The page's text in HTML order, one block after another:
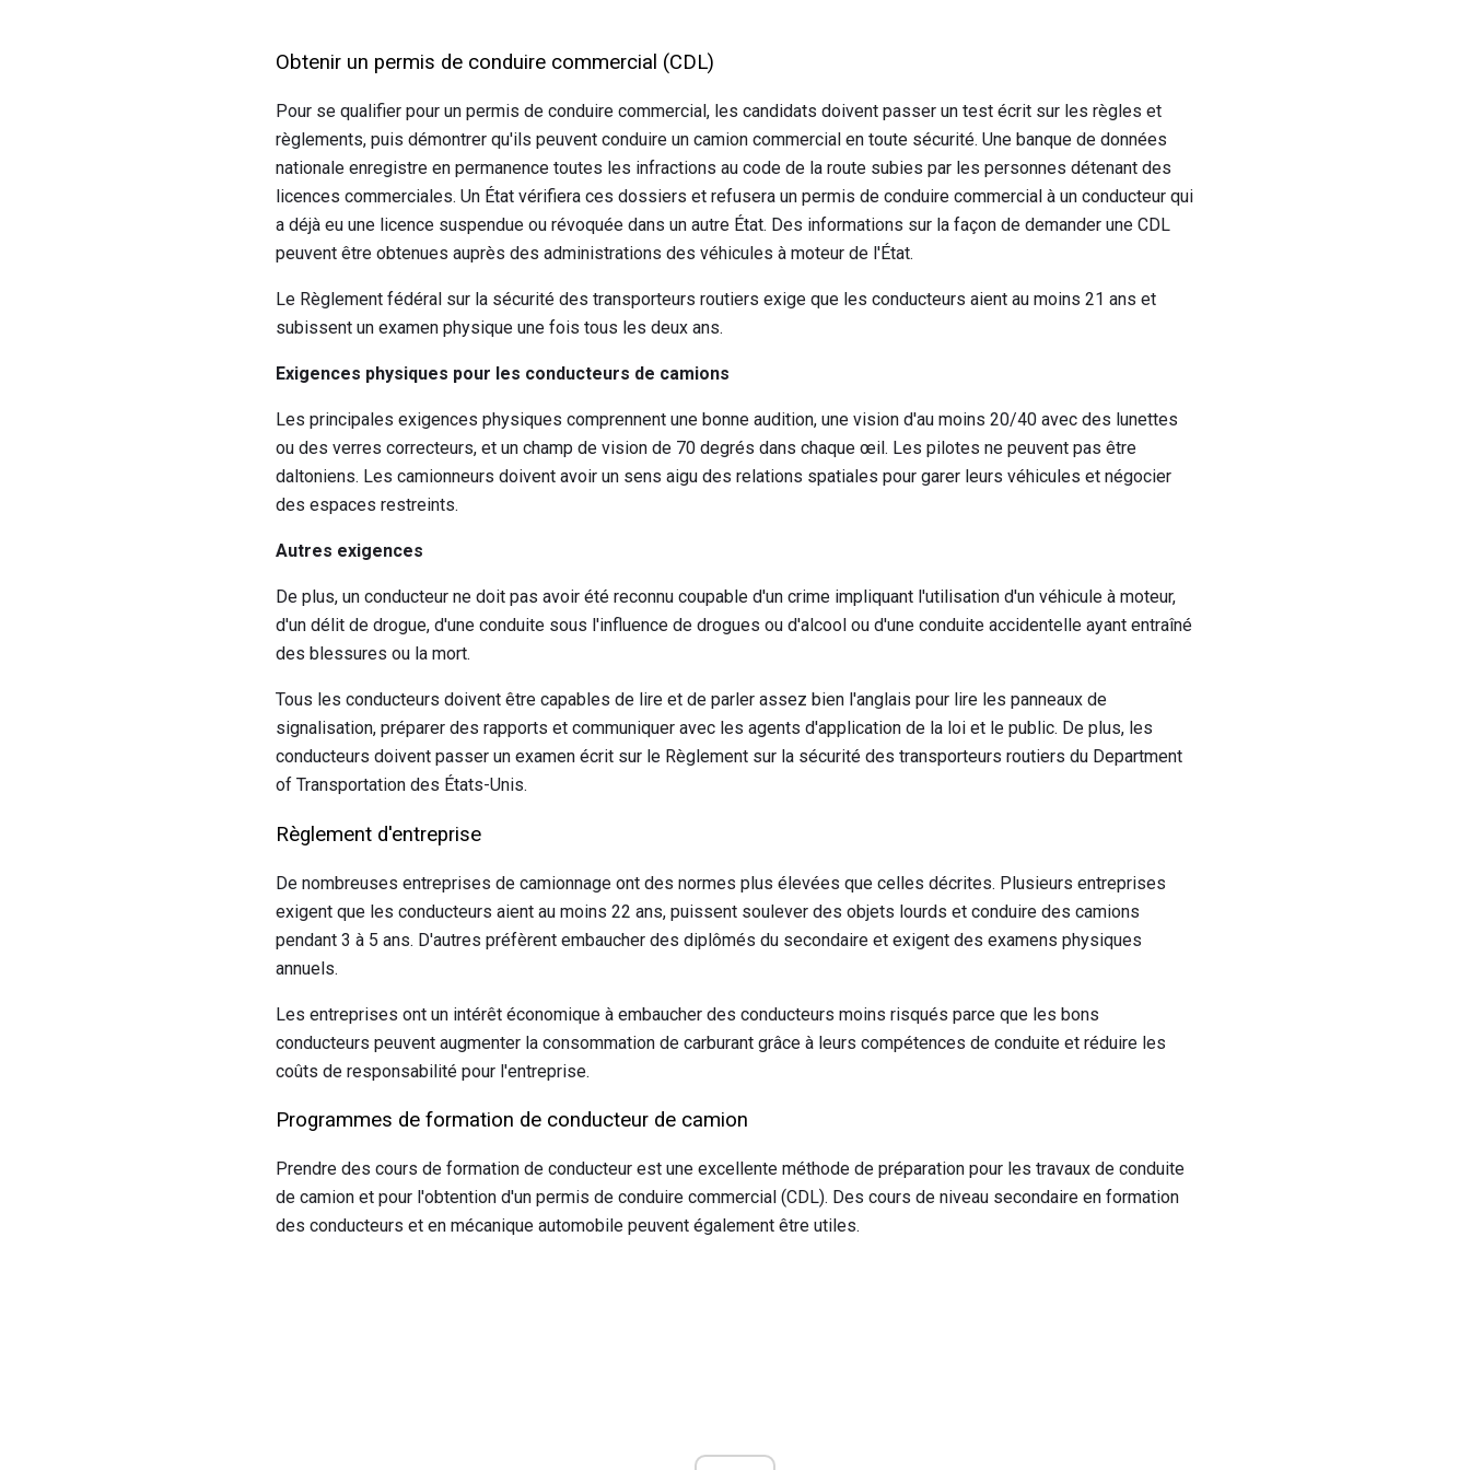
Obtenir un permis de conduire commercial (CDL)
Pour se qualifier pour un permis de conduire commercial, les candidats doivent passer un test écrit sur les règles et
règlements, puis démontrer qu'ils peuvent conduire un camion commercial en toute sécurité. Une banque de données
nationale enregistre en permanence toutes les infractions au code de la route subies par les personnes détenant des
licences commerciales. Un État vérifiera ces dossiers et refusera un permis de conduire commercial à un conducteur qui
a déjà eu une licence suspendue ou révoquée dans un autre État. Des informations sur la façon de demander une CDL
peuvent être obtenues auprès des administrations des véhicules à moteur de l'État.
Le Règlement fédéral sur la sécurité des transporteurs routiers exige que les conducteurs aient au moins 21 ans et
subissent un examen physique une fois tous les deux ans.
Exigences physiques pour les conducteurs de camions
Les principales exigences physiques comprennent une bonne audition, une vision d'au moins 20/40 avec des lunettes
ou des verres correcteurs, et un champ de vision de 70 degrés dans chaque œil. Les pilotes ne peuvent pas être
daltoniens. Les camionneurs doivent avoir un sens aigu des relations spatiales pour garer leurs véhicules et négocier
des espaces restreints.
Autres exigences
De plus, un conducteur ne doit pas avoir été reconnu coupable d'un crime impliquant l'utilisation d'un véhicule à moteur,
d'un délit de drogue, d'une conduite sous l'influence de drogues ou d'alcool ou d'une conduite accidentelle ayant entraîné
des blessures ou la mort.
Tous les conducteurs doivent être capables de lire et de parler assez bien l'anglais pour lire les panneaux de
signalisation, préparer des rapports et communiquer avec les agents d'application de la loi et le public. De plus, les
conducteurs doivent passer un examen écrit sur le Règlement sur la sécurité des transporteurs routiers du Department
of Transportation des États-Unis.
Règlement d'entreprise
De nombreuses entreprises de camionnage ont des normes plus élevées que celles décrites. Plusieurs entreprises
exigent que les conducteurs aient au moins 22 ans, puissent soulever des objets lourds et conduire des camions
pendant 3 à 5 ans. D'autres préfèrent embaucher des diplômés du secondaire et exigent des examens physiques
annuels.
Les entreprises ont un intérêt économique à embaucher des conducteurs moins risqués parce que les bons
conducteurs peuvent augmenter la consommation de carburant grâce à leurs compétences de conduite et réduire les
coûts de responsabilité pour l'entreprise.
Programmes de formation de conducteur de camion
Prendre des cours de formation de conducteur est une excellente méthode de préparation pour les travaux de conduite
de camion et pour l'obtention d'un permis de conduire commercial (CDL). Des cours de niveau secondaire en formation
des conducteurs et en mécanique automobile peuvent également être utiles.